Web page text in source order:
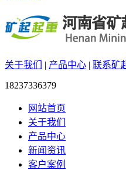
关于我们 | 产品中心 | 联系矿
18237336379
网站首页
关于我们
产品中心
新闻资讯
客户案例